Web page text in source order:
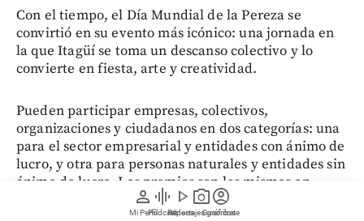
person
Mi Perfil
graphic_eq
Pódcast
play_arrow
Videos
photo_camera
Reportajes gráficos
account_circle
Suscríbete
Con el tiempo, el Día Mundial de la Pereza se
convirtió en su evento más icónico: una jornada en
la que Itagüí se toma un descanso colectivo y lo
convierte en fiesta, arte y creatividad.
Pueden participar empresas, colectivos,
organizaciones y ciudadanos en dos categorías: una
para el sector empresarial y entidades con ánimo de
lucro, y otra para personas naturales y entidades sin
ánimo de lucro. Los premios son los mismos en
ambas: cinco millones para el primer lugar, tres